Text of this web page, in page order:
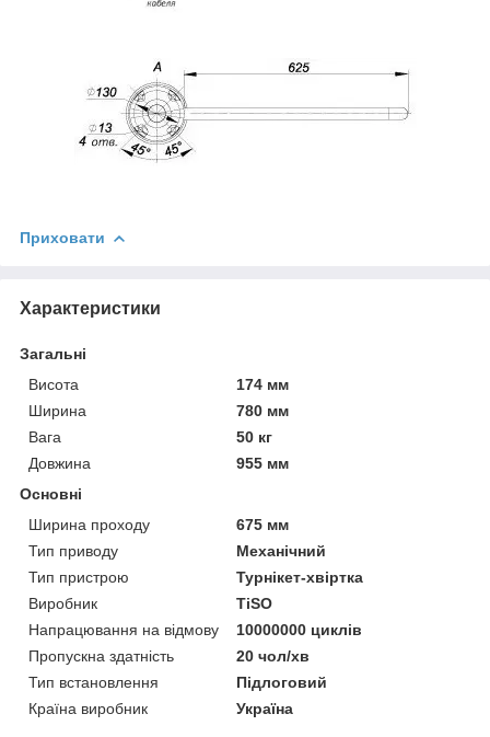
Приховати
Характеристики
Загальні
Висота
174 мм
Ширина
780 мм
Вага
50 кг
Довжина
955 мм
Основні
Ширина проходу
675 мм
Тип приводу
Механічний
Тип пристрою
Турнікет-хвіртка
Виробник
TiSO
Напрацювання на відмову
10000000 циклів
Пропускна здатність
20 чол/хв
Тип встановлення
Підлоговий
Країна виробник
Україна